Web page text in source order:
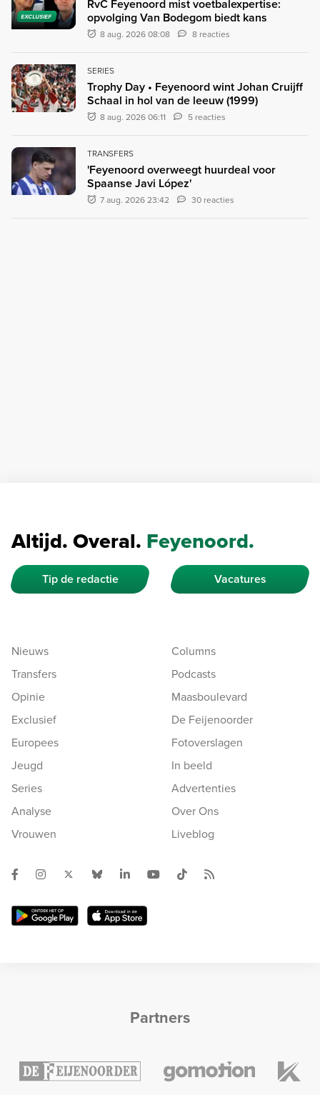
EXCLUSIEF
RvC Feyenoord mist voetbalexpertise:
opvolging Van Bodegom biedt kans
8 aug. 2026 08:08 8 reacties
SERIES
Trophy Day • Feyenoord wint Johan Cruijff
Schaal in hol van de leeuw (1999)
8 aug. 2026 06:11 5 reacties
TRANSFERS
'Feyenoord overweegt huurdeal voor
Spaanse Javi López'
7 aug. 2026 23:42 30 reacties
Altijd. Overal. Feyenoord.
Tip de redactie Vacatures
Nieuws
Transfers
Opinie
Exclusief
Europees
Jeugd
Series
Analyse
Vrouwen
Columns
Podcasts
Maasboulevard
De Feijenoorder
Fotoverslagen
In beeld
Advertenties
Over Ons
Liveblog
Partners